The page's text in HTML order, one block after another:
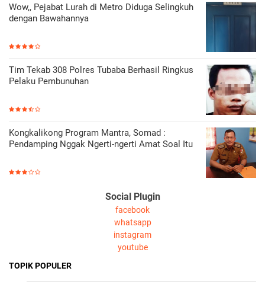
Wow,, Pejabat Lurah di Metro Diduga Selingkuh
dengan Bawahannya
Tim Tekab 308 Polres Tubaba Berhasil Ringkus
Pelaku Pembunuhan
Kongkalikong Program Mantra, Somad :
Pendamping Nggak Ngerti-ngerti Amat Soal Itu
Social Plugin
facebook
whatsapp
instagram
youtube
TOPIK POPULER